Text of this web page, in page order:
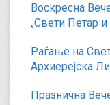
Воскресна
„Свети Петар
Раѓање на
Архиерејска
Празнична